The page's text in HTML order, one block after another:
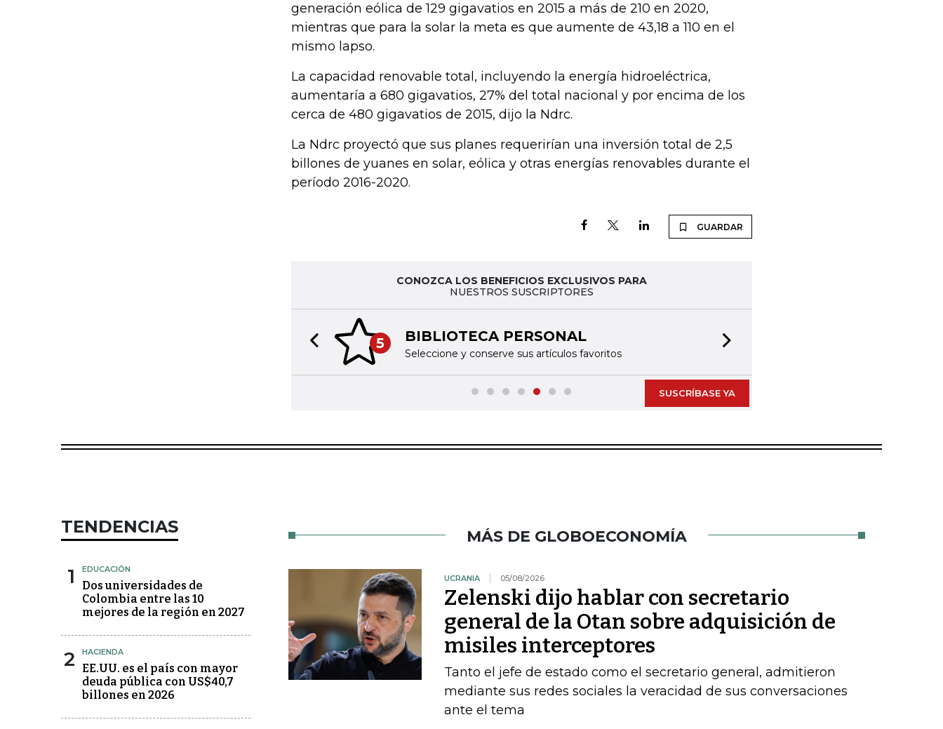
generación eólica de 129 gigavatios en 2015 a más de 210 en 2020,
mientras que para la solar la meta es que aumente de 43,18 a 110 en el
mismo lapso.
La capacidad renovable total, incluyendo la energía hidroeléctrica,
aumentaría a 680 gigavatios, 27% del total nacional y por encima de los
cerca de 480 gigavatios de 2015, dijo la Ndrc.
La Ndrc proyectó que sus planes requerirían una inversión total de 2,5
billones de yuanes en solar, eólica y otras energías renovables durante el
período 2016-2020.
GUARDAR
CONOZCA LOS BENEFICIOS EXCLUSIVOS PARA
NUESTROS SUSCRIPTORES
5 BIBLIOTECA PERSONAL
Seleccione y conserve sus artículos favoritos
Previous slide
SUSCRÍBASE YA
TENDENCIAS
1 EDUCACIÓN
Dos universidades de
Colombia entre las 10
mejores de la región en 2027
2 HACIENDA
EE.UU. es el país con mayor
deuda pública con US$40,7
billones en 2026
MÁS DE GLOBOECONOMÍA
UCRANIA 05/08/2026
Zelenski dijo hablar con secretario
general de la Otan sobre adquisición de
misiles interceptores
Tanto el jefe de estado como el secretario general, admitieron
mediante sus redes sociales la veracidad de sus conversaciones
ante el tema